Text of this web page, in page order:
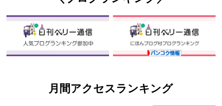
月間アクセスランキング